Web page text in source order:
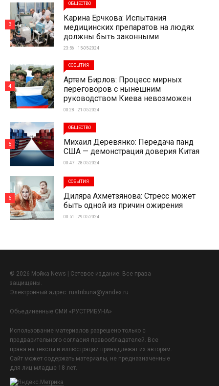
ОБЩЕСТВО
Карина Ерчкова: Испытания
медицинских препаратов на людях
должны быть законными
23:56 | 15-05-2024
3
СОБЫТИЯ
Артем Бирлов: Процесс мирных
переговоров с нынешним
руководством Киева невозможен
00:28 | 21-05-2024
4
ОБЩЕСТВО
Михаил Деревянко: Передача панд
США — демонстрация доверия Китая
00:47 | 28-05-2024
5
СОБЫТИЯ
Диляра Ахметзянова: Стресс может
быть одной из причин ожирения
00:51 | 29-05-2024
6
© 2026 Мойка News | Сетевое издание. Все права
защищены.
Электронный адрес: rustribuna@yandex.ru
Объединенные СМИ «РУСТРИБУНА»
Использование материалов разрешено только с
предварительного согласия правообладателей. Все
права на тексты и иллюстрации принадлежат их авторам.
Сайт может содержать материалы, не предназначенные
для лиц младше 18 лет.